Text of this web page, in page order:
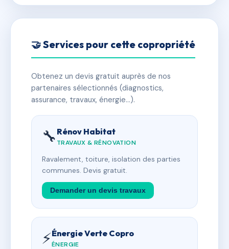
🤝 Services pour cette copropriété
Obtenez un devis gratuit auprès de nos
partenaires sélectionnés (diagnostics,
assurance, travaux, énergie…).
🔧 Rénov Habitat
TRAVAUX & RÉNOVATION
Ravalement, toiture, isolation des parties
communes. Devis gratuit.
Demander un devis travaux
⚡Énergie Verte Copro
ÉNERGIE